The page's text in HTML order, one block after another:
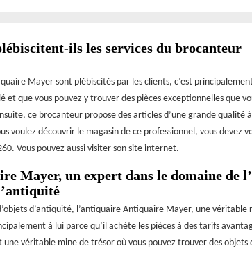
ils les services du brocanteur
Mayer sont plébiscités par les clients, c’est
et que vous pouvez y trouver des pièces exceptionnelles que
ce brocanteur propose des articles d’une grande qualité
voulez découvrir le magasin de ce professionnel, vous devez
Vous pouvez aussi visiter son site internet.
Mayer, un expert dans le domaine de
d’antiquité, l’antiquaire Antiquaire Mayer, une véritable
à lui parce qu’il achète les pièces à des tarifs
une véritable mine de trésor où vous pouvez trouver des objets